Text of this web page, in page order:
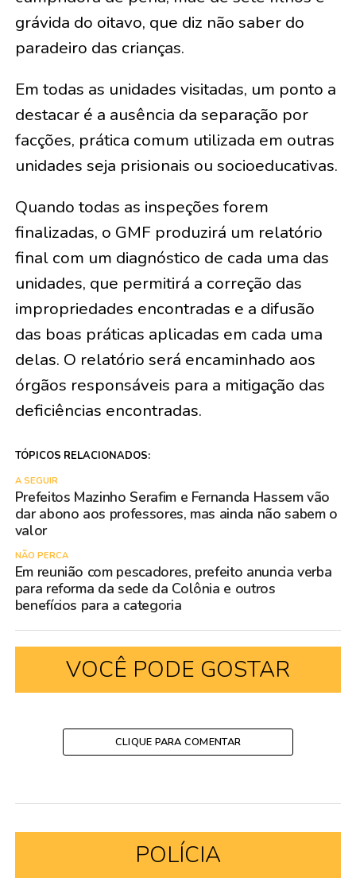
grávida do oitavo, que diz não saber do
paradeiro das crianças.
Em todas as unidades visitadas, um ponto a
destacar é a ausência da separação por
facções, prática comum utilizada em outras
unidades seja prisionais ou socioeducativas.
Quando todas as inspeções forem
finalizadas, o GMF produzirá um relatório
final com um diagnóstico de cada uma das
unidades, que permitirá a correção das
impropriedades encontradas e a difusão
das boas práticas aplicadas em cada uma
delas. O relatório será encaminhado aos
órgãos responsáveis para a mitigação das
deficiências encontradas.
TÓPICOS RELACIONADOS:
A SEGUIR
Prefeitos Mazinho Serafim e Fernanda Hassem vão
dar abono aos professores, mas ainda não sabem o
valor
NÃO PERCA
Em reunião com pescadores, prefeito anuncia verba
para reforma da sede da Colônia e outros
benefícios para a categoria
VOCÊ PODE GOSTAR
CLIQUE PARA COMENTAR
POLÍCIA